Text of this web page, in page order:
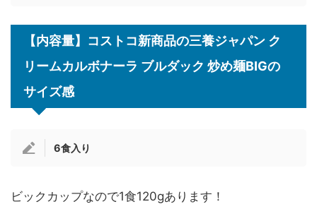
【内容量】コストコ新商品の三養ジャパン ク
リームカルボナーラ ブルダック 炒め麺BIGの
サイズ感
6食入り
ビックカップなので1食120gあります！